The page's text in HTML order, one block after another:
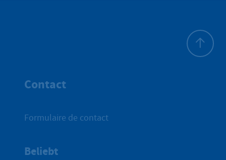
Contact
Formulaire de contact
Beliebt